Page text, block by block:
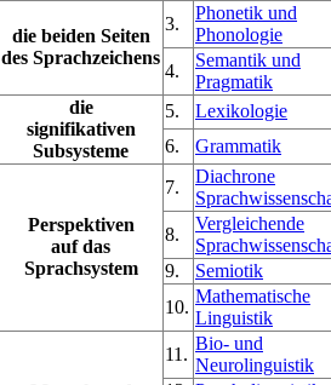
die beiden Seiten
des Sprachzeichens
3.
Phonetik und
Phonologie
4.
Semantik und
Pragmatik
die
signifikativen
Subsysteme
5.
Lexikologie
6.
Grammatik
Perspektiven
auf das
Sprachsystem
7.
Diachrone
8.
Vergleichende
9.
Semiotik
10.
Mathematische
Linguistik
11.
Bio- und
Neurolinguistik